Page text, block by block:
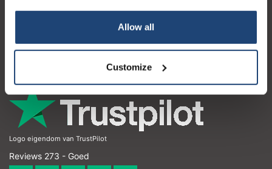
Allow all
Customize
Contactgegevens
Logo eigendom van TrustPilot
Reviews 273 - Goed